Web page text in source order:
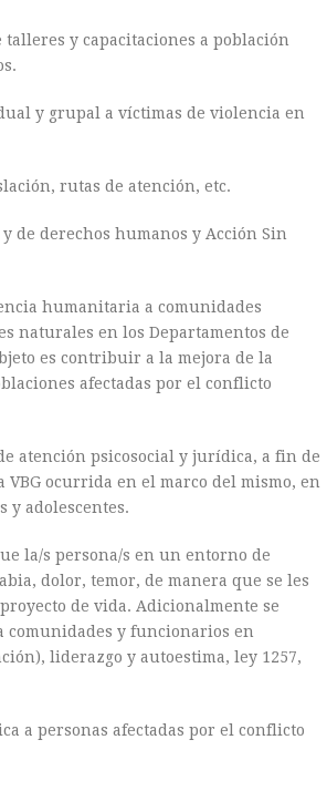
y capacitaciones a población
y grupal a víctimas de violencia en
rutas de atención, etc.
de derechos humanos y Acción Sin
humanitaria a comunidades
naturales en los Departamentos de
es contribuir a la mejora de la
afectadas por el conflicto
atención psicosocial y jurídica, a fin de
ocurrida en el marco del mismo, en
y adolescentes.
la/s persona/s en un entorno de
dolor, temor, de manera que se les
de vida. Adicionalmente se
comunidades y funcionarios en
liderazgo y autoestima, ley 1257,
a personas afectadas por el conflicto